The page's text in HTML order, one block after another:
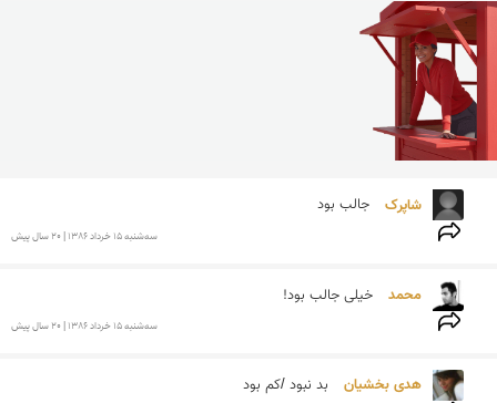
شاپرک جالب بود
سه‌شنبه 15 خرداد 1386 | 20 سال پیش
محمد خیلی جالب بود!
سه‌شنبه 15 خرداد 1386 | 20 سال پیش
هدی بخشیان بد نبود /كم بود